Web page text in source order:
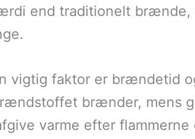
end traditionelt brænde,
vigtig faktor er brændetid
brænder, mens
varme efter